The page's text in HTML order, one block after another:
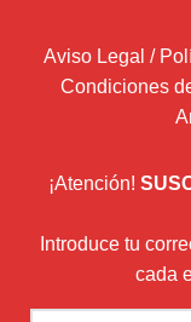
Aviso Legal /
Condiciones
¡Atención!
Introduce tu
cada